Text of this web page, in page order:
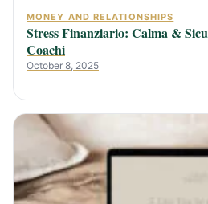
MONEY AND RELATIONSHIPS
Stress Finanziario: Calma &
Coachi
October 8, 2025